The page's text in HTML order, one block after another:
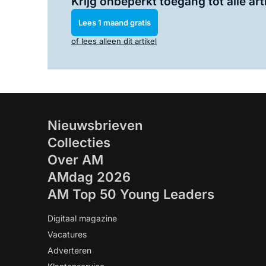
Lees 1 maand gratis
of lees alleen dit artikel
Nieuwsbrieven
Collecties
Over AM
AMdag 2026
AM Top 50 Young Leaders
Digitaal magazine
Vacatures
Adverteren